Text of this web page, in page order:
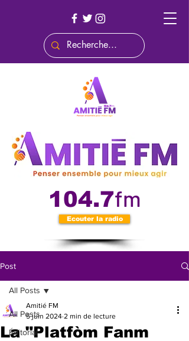
104.7fm
Ecouter la radio
Post
All Posts
Éditorial
All Posts
La "Platfòm Fanm
Amitié FM
5 juin 2024 2 min de lecture